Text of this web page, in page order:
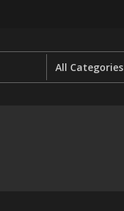
All Categories